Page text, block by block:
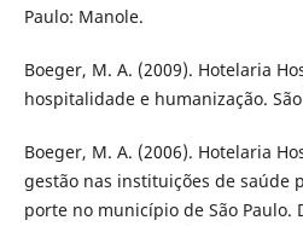
Paulo: Manole.
Boeger, M. A. (2009). Hotelaria
hospitalidade e humanização.
Boeger, M. A. (2006). Hotelaria
gestão nas instituições de saúde
porte no município de São Paulo.